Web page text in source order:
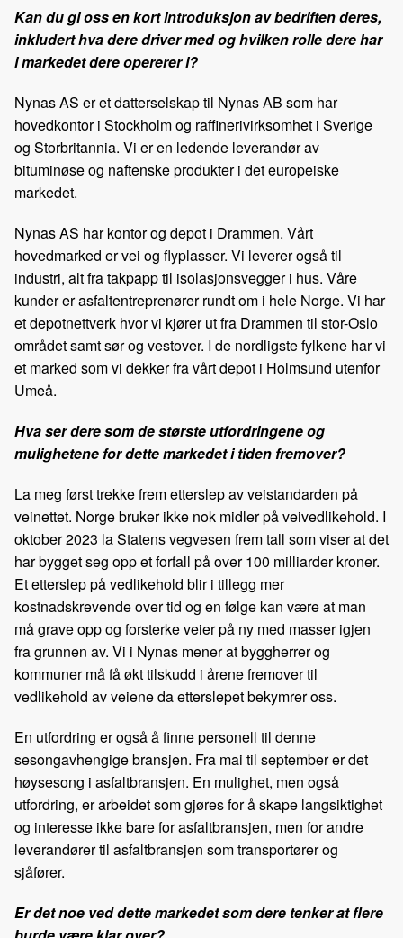
e
b
k
k
e
n
o
s
Kan du gi oss en kort introduksjon av bedriften deres,
inkludert hva dere driver med og hvilken rolle dere har
i markedet dere opererer i?
Nynas AS er et datterselskap til Nynas AB som har
hovedkontor i Stockholm og raffinerivirksomhet i Sverige
og Storbritannia. Vi er en ledende leverandør av
bituminøse og naftenske produkter i det europeiske
markedet.
Nynas AS har kontor og depot i Drammen. Vårt
hovedmarked er vei og flyplasser. Vi leverer også til
industri, alt fra takpapp til isolasjonsvegger i hus. Våre
kunder er asfaltentreprenører rundt om i hele Norge. Vi har
et depotnettverk hvor vi kjører ut fra Drammen til stor-Oslo
området samt sør og vestover. I de nordligste fylkene har vi
et marked som vi dekker fra vårt depot i Holmsund utenfor
Umeå.
Hva ser dere som de største utfordringene og
mulighetene for dette markedet i tiden fremover?
La meg først trekke frem etterslep av veistandarden på
veinettet. Norge bruker ikke nok midler på veivedlikehold. I
oktober 2023 la Statens vegvesen frem tall som viser at det
har bygget seg opp et forfall på over 100 milliarder kroner.
Et etterslep på vedlikehold blir i tillegg mer
kostnadskrevende over tid og en følge kan være at man
må grave opp og forsterke veier på ny med masser igjen
fra grunnen av. Vi i Nynas mener at byggherrer og
kommuner må få økt tilskudd i årene fremover til
vedlikehold av veiene da etterslepet bekymrer oss.
En utfordring er også å finne personell til denne
sesongavhengige bransjen. Fra mai til september er det
høysesong i asfaltbransjen. En mulighet, men også
utfordring, er arbeidet som gjøres for å skape langsiktighet
og interesse ikke bare for asfaltbransjen, men for andre
leverandører til asfaltbransjen som transportører og
sjåfører.
Er det noe ved dette markedet som dere tenker at flere